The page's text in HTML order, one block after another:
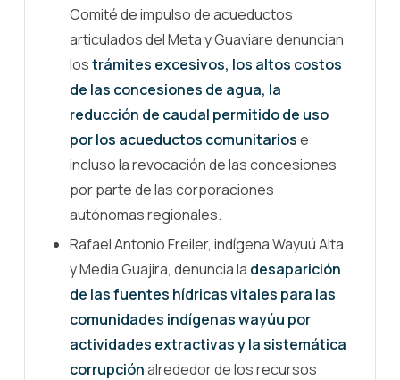
Comité de impulso de acueductos
articulados del Meta y Guaviare denuncian
lostrámites excesivos, los altos costos
de las concesiones de agua, la
reducción de caudal permitido de uso
por los acueductos comunitariose
incluso la revocación de las concesiones
por parte de las corporaciones
autónomas regionales.
Rafael Antonio Freiler, indígena Wayuú Alta
y Media Guajira, denuncia la desaparición
de las fuentes hídricas vitales para las
comunidades indígenas wayúu por
actividades extractivas y la sistemática
corrupciónalrededor de los recursos